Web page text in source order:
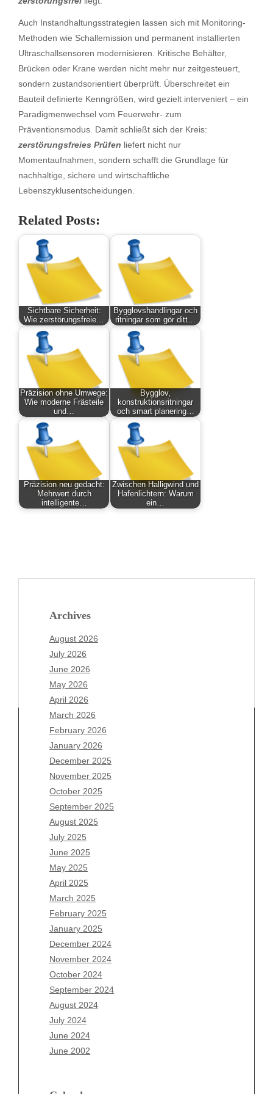
Auch Instandhaltungsstrategien lassen sich mit Monitoring-
Methoden wie Schallemission und permanent installierten
Ultraschallsensoren modernisieren. Kritische Behälter,
Brücken oder Krane werden nicht mehr nur zeitgesteuert,
sondern zustandsorientiert überprüft. Überschreitet ein
Bauteil definierte Kenngrößen, wird gezielt interveniert – ein
Paradigmenwechsel vom Feuerwehr- zum
Präventionsmodus. Damit schließt sich der Kreis:
zerstörungsfreies Prüfen liefert nicht nur
Momentaufnahmen, sondern schafft die Grundlage für
nachhaltige, sichere und wirtschaftliche
Lebenszyklusentscheidungen.
Related Posts:
Sichtbare Sicherheit:
Wie zerstörungsfreie…
Bygglovshandlingar och
ritningar som gör ditt…
Präzision ohne Umwege:
Wie moderne Frästeile
und…
Bygglov,
konstruktionsritningar
och smart planering…
Präzision neu gedacht:
Mehrwert durch
intelligente…
Zwischen Halligwind und
Hafenlichtern: Warum
ein…
Archives
August 2026
July 2026
June 2026
May 2026
April 2026
March 2026
February 2026
January 2026
December 2025
November 2025
October 2025
September 2025
August 2025
July 2025
June 2025
May 2025
April 2025
March 2025
February 2025
January 2025
December 2024
November 2024
October 2024
September 2024
August 2024
July 2024
June 2024
June 2002
Archives
August 2026
July 2026
June 2026
May 2026
April 2026
March 2026
February 2026
January 2026
December 2025
November 2025
October 2025
September 2025
August 2025
July 2025
June 2025
May 2025
April 2025
March 2025